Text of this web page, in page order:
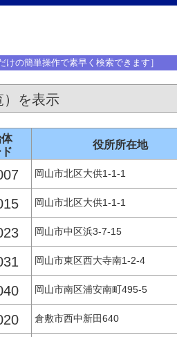
の簡単操作で素早く検索できます］
）を表示
役所所在地
岡山市北区大供1-1-1
岡山市北区大供1-1-1
岡山市中区浜3-7-15
岡山市東区西大寺南1-2-4
岡山市南区浦安南町495-5
倉敷市西中新田640